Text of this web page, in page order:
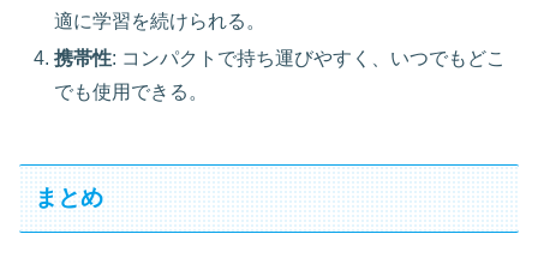
適に学習を続けられる。
携帯性: コンパクトで持ち運びやすく、いつでもどこ
でも使用できる。
まとめ